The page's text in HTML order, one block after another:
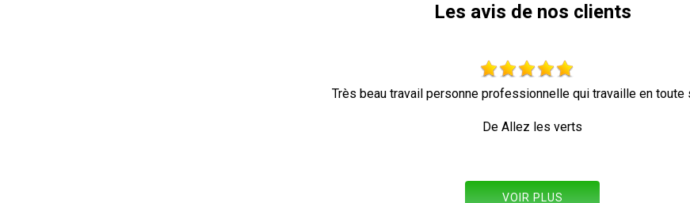
Les avis de nos clients
Très beau travail personne professionnelle qui travaille en toute sécurité
De Allez les verts
VOIR PLUS